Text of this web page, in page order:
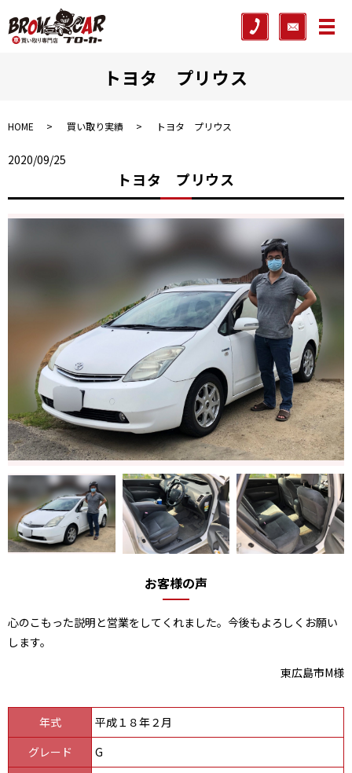
メ
トヨタ プリウス
HOME 買い取り実績 トヨタ プリウス
2020/09/25
トヨタ プリウス
お客様の声
心のこもった説明と営業をしてくれました。今後もよろしくお願い
します。
東広島市M様
年式
平成１８年２月
グレード
G